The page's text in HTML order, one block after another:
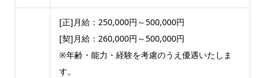
[正]月給：250,000円～500,000円
[契]月給：260,000円～500,000円
※年齢・能力・経験を考慮のうえ優遇いたしま
す。